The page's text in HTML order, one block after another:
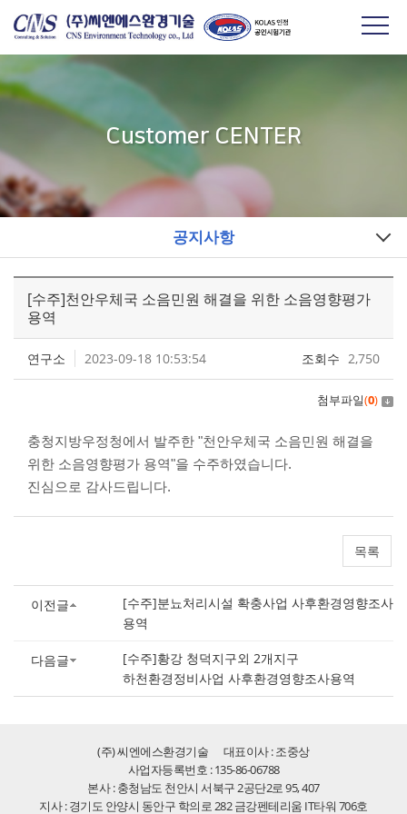
Customer CENTER
공지사항
[수주]천안우체국 소음민원 해결을 위한 소음영향평가
용역
연구소 2023-09-18 10:53:54 조회수 2,750
첨부파일(0)
충청지방우정청에서 발주한 "천안우체국 소음민원 해결을
위한 소음영향평가 용역"을 수주하였습니다.
진심으로 감사드립니다.
목록
이전글
[수주]분뇨처리시설 확충사업 사후환경영향조사
용역
다음글
[수주]황강 청덕지구외 2개지구
하천환경정비사업 사후환경영향조사용역
(주) 씨엔에스환경기술
대표이사 : 조중상
사업자등록번호 : 135-86-06788
본사 : 충청남도 천안시 서북구 2공단2로 95, 407
지사 : 경기도 안양시 동안구 학의로 282 금강펜테리움 IT타워 706호